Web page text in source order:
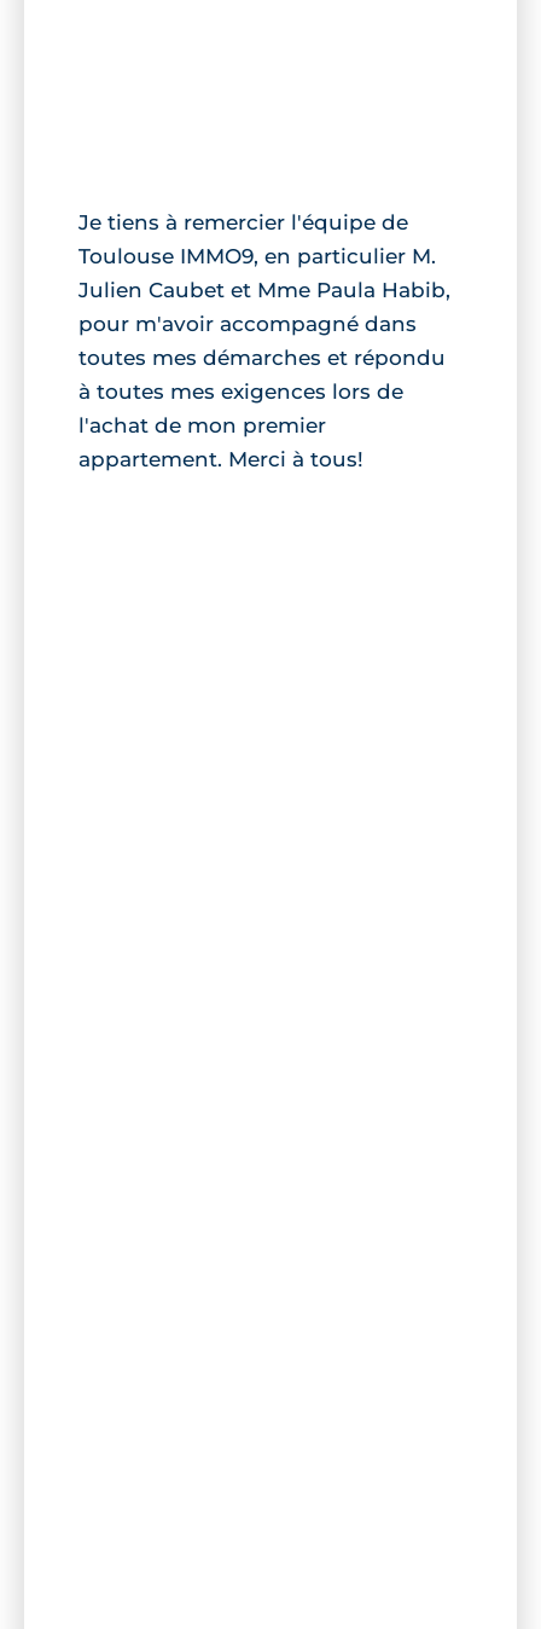
Je tiens à remercier l'équipe de
Toulouse IMMO9, en particulier M.
Julien Caubet et Mme Paula Habib,
pour m'avoir accompagné dans
toutes mes démarches et répondu
à toutes mes exigences lors de
l'achat de mon premier
appartement. Merci à tous!